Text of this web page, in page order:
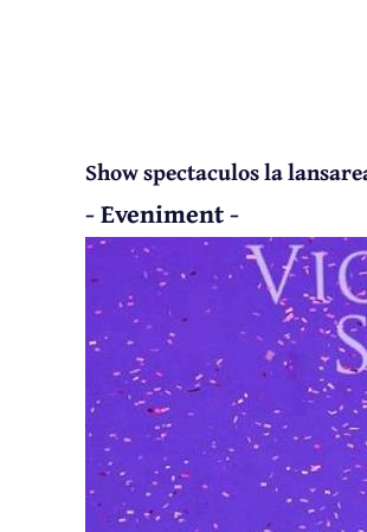
Show spectaculos la
- Eveniment -